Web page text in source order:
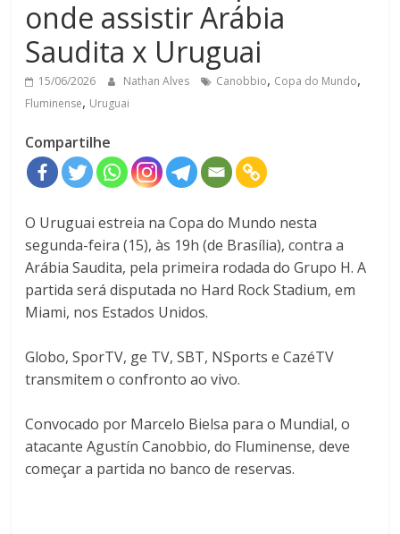
onde assistir Arábia
Saudita x Uruguai
15/06/2026 Nathan Alves Canobbio, Copa do Mundo,
Fluminense, Uruguai
Compartilhe
O Uruguai estreia na Copa do Mundo nesta
segunda-feira (15), às 19h (de Brasília), contra a
Arábia Saudita, pela primeira rodada do Grupo H. A
partida será disputada no Hard Rock Stadium, em
Miami, nos Estados Unidos.
Globo, SporTV, ge TV, SBT, NSports e CazéTV
transmitem o confronto ao vivo.
Convocado por Marcelo Bielsa para o Mundial, o
atacante Agustín Canobbio, do Fluminense, deve
começar a partida no banco de reservas.